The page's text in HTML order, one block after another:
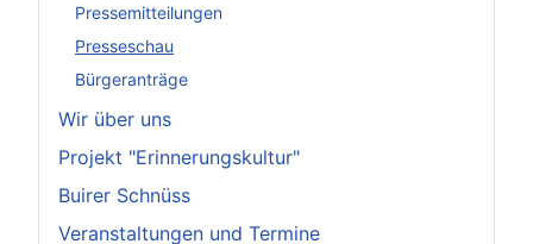
Pressemitteilungen
Presseschau
Bürgeranträge
Wir über uns
Projekt "Erinnerungskultur"
Buirer Schnüss
Veranstaltungen und Termine